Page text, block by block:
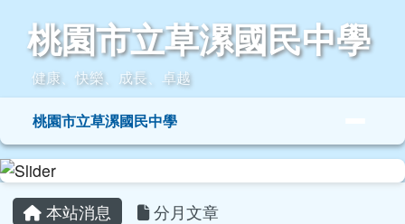
桃園市立草漯國民中學
桃園市立草漯國民中學
健康、快樂、成長、卓越
導覽列桃園市立草漯國民中學
主內容區域
本站消息 分月文章
頁尾區域